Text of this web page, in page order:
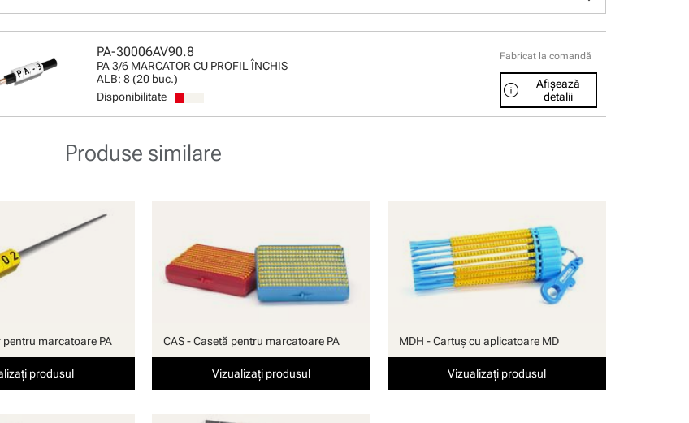
PA-30006AV90.8
PA 3/6 MARCATOR CU PROFIL ÎNCHIS
ALB: 8 (20 buc.)
Disponibilitate
Fabricat la comandă
info
Afișează
detalii
Produse similare
pentru marcatoare PA
produsul
CAS - Casetă pentru marcatoare PA
Vizualizați produsul
MDH - Cartuş cu aplicatoare MD
Vizualizați produsul